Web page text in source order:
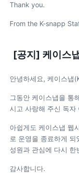
Thank you.
From the K-snapp
[공지] 케이스
안녕하세요, 케이스냅
그동안 케이스냅을 통
시고 사랑해 주신 독자
아쉽게도 케이스냅 웹
로 운영을 종료하게
성원과 관심에 다시 한
감사합니다.